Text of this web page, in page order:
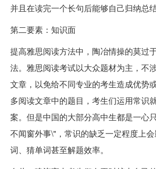
并且在读完一个长句后能够自己归纳总
第二要素：知识面
提高雅思阅读方法中，陶冶情操的莫过
法。雅思阅读考试以大众题材为主，不
文章，以免给不同专业的考生造成优势
多阅读文章中的题目，考生们运用常识
案。但是中国的大部分高中生都是一心
不闻窗外事\"，常识的缺乏一定程度上
词、猜单词甚至解题效率。